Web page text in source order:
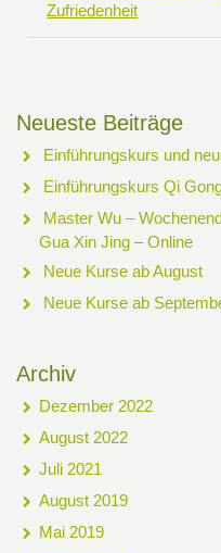
Zufriedenheit
Neueste Beiträge
Einführungskurs und
Einführungskurs Qi
Master Wu –
Gua Xin Jing – Online
Neue Kurse ab August
Neue Kurse ab
Archiv
Dezember 2022
August 2022
Juli 2021
August 2019
Mai 2019